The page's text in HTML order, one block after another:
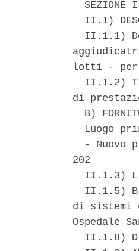
SEZIONE
II.1)
II.1.1)
lotti - per il
II.1.2)
di
B)
Luogo
- Nuovo
202
II.1.3)
II.1.5)
di sistemi
Ospedale
II.1.8)